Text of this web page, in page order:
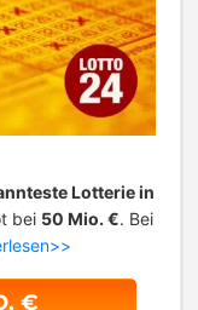
Lotterie in
bei 50 Mio. €. Bei
€